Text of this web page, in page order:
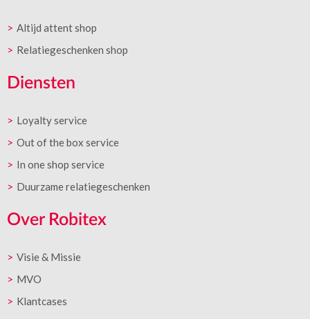
Altijd attent shop
Relatiegeschenken shop
Diensten
Loyalty service
Out of the box service
In one shop service
Duurzame relatiegeschenken
Over Robitex
Visie & Missie
MVO
Klantcases